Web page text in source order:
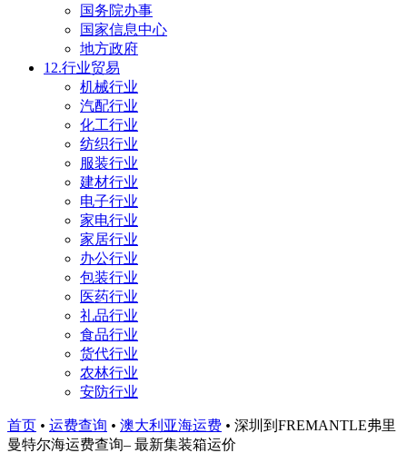
国务院办事
国家信息中心
地方政府
12.行业贸易
机械行业
汽配行业
化工行业
纺织行业
服装行业
建材行业
电子行业
家电行业
家居行业
办公行业
包装行业
医药行业
礼品行业
食品行业
货代行业
农林行业
安防行业
首页 • 运费查询 • 澳大利亚海运费 • 深圳到FREMANTLE弗里
曼特尔海运费查询– 最新集装箱运价